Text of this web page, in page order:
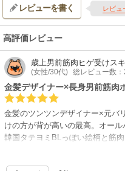
レビューを書く レビュ
高評価レビュー
歳上男前筋肉ヒゲ受けス
(女性/30代) 総レビュー数
金髪デザイナー×長身男前筋肉
金髪のツンツンデザイナー×元バ
けの方が背が高いの最高。オール
韓国タテヨミBLっぽい絵柄と筋
が、毎回挿入済みからの描写な